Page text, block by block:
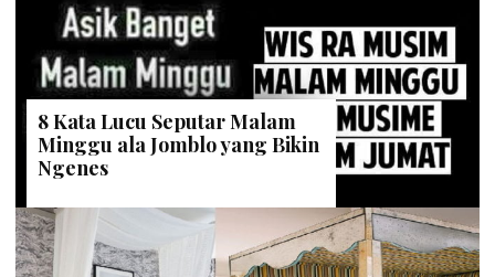
8 Kata Lucu Seputar Malam
Minggu ala Jomblo yang Bikin
Ngenes